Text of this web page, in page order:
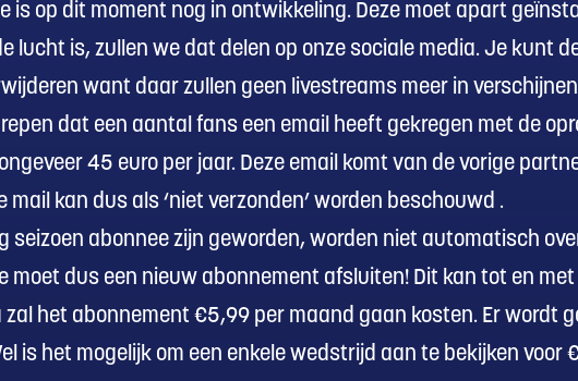
is op dit moment nog in ontwikkeling. Deze moet apart
lucht is, zullen we dat delen op onze sociale media. Je kunt
want daar zullen geen livestreams meer in
dat een aantal fans een email heeft gekregen met de
45 euro per jaar. Deze email komt van de vorige
mail kan dus als ‘niet verzonden’ worden beschouwd .
seizoen abonnee zijn geworden, worden niet automatisch
moet dus een nieuw abonnement afsluiten! Dit kan tot en
zal het abonnement €5,99 per maand gaan kosten. Er wordt
is het mogelijk om een enkele wedstrijd aan te bekijken voor